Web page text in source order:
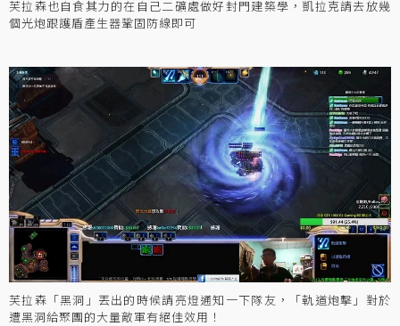
芙拉森也自食其力的在自己二礦處做好封門建築學，凱拉克請去放幾
個光炮跟護盾產生器鞏固防線即可
芙拉森「黑洞」丟出的時候請亮燈通知一下隊友，「軌道炮擊」對於
遭黑洞給聚團的大量敵軍有絕佳效用！